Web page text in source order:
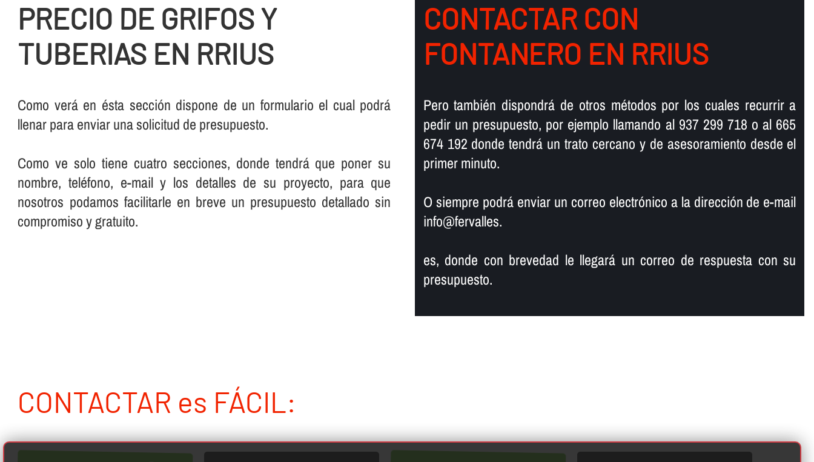
PRECIO DE GRIFOS Y
TUBERIAS EN RRIUS
Como verá en ésta sección dispone de un formulario el cual podrá
llenar para enviar una solicitud de presupuesto.
Como ve solo tiene cuatro secciones, donde tendrá que poner su
nombre, teléfono, e-mail y los detalles de su proyecto, para que
nosotros podamos facilitarle en breve un presupuesto detallado sin
compromiso y gratuito.
CONTACTAR CON
FONTANERO EN RRIUS
Pero también dispondrá de otros métodos por los cuales recurrir a
pedir un presupuesto, por ejemplo llamando al 937 299 718 o al 665
674 192 donde tendrá un trato cercano y de asesoramiento desde el
primer minuto.
O siempre podrá enviar un correo electrónico a la dirección de e-mail
info@fervalles.
es, donde con brevedad le llegará un correo de respuesta con su
presupuesto.
CONTACTAR es FÁCIL: